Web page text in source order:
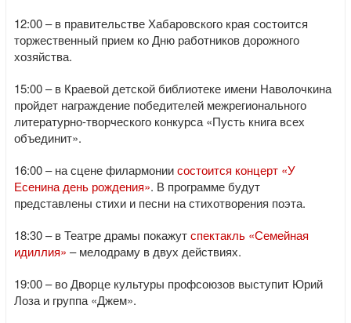
12:00 – в правительстве Хабаровского края состоится
торжественный прием ко Дню работников дорожного
хозяйства.
15:00 – в Краевой детской библиотеке имени Наволочкина
пройдет награждение победителей межрегионального
литературно-творческого конкурса «Пусть книга всех
объединит».
16:00 – на сцене филармониисостоится концерт «У
Есенина день рождения». В программе будут
представлены стихи и песни на стихотворения поэта.
18:30 – в Театре драмы покажутспектакль «Семейная
идиллия» – мелодраму в двух действиях.
19:00 – во Дворце культуры профсоюзов выступит Юрий
Лоза и группа «Джем».